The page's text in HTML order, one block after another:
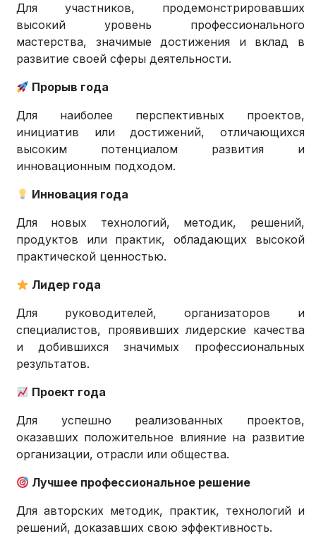
Для участников, продемонстрировавших
высокий уровень профессионального
мастерства, значимые достижения и вклад в
развитие своей сферы деятельности.
Прорыв года
Для наиболее перспективных проектов,
инициатив или достижений, отличающихся
высоким потенциалом развития и
инновационным подходом.
Инновация года
Для новых технологий, методик, решений,
продуктов или практик, обладающих высокой
практической ценностью.
Лидер года
Для руководителей, организаторов и
специалистов, проявивших лидерские качества
и добившихся значимых профессиональных
результатов.
Проект года
Для успешно реализованных проектов,
оказавших положительное влияние на развитие
организации, отрасли или общества.
Лучшее профессиональное решение
Для авторских методик, практик, технологий и
решений, доказавших свою эффективность.